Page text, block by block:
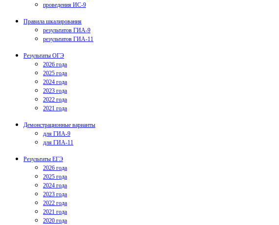
проведения ИС-9
Правила шкалирования
результатов ГИА-9
результатов ГИА-11
Результаты ОГЭ
2026 года
2025 года
2024 года
2023 года
2022 года
2021 года
Демонстрационные варианты
для ГИА-9
для ГИА-11
Результаты ЕГЭ
2026 года
2025 года
2024 года
2023 года
2022 года
2021 года
2020 года